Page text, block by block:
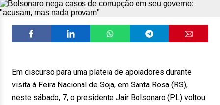
Em discurso para uma plateia de apoiadores durante
visita à Feira Nacional de Soja, em Santa Rosa (RS),
neste sábado, 7, o presidente Jair Bolsonaro (PL) voltou